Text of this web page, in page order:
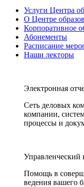
Услуги Центра
О Центре
Корпоративное
Абонементы
Расписание
Наши лекторы
Электронная
Сеть деловых
компании,
процессы и
Управленческий
Помощь в
ведения вашего